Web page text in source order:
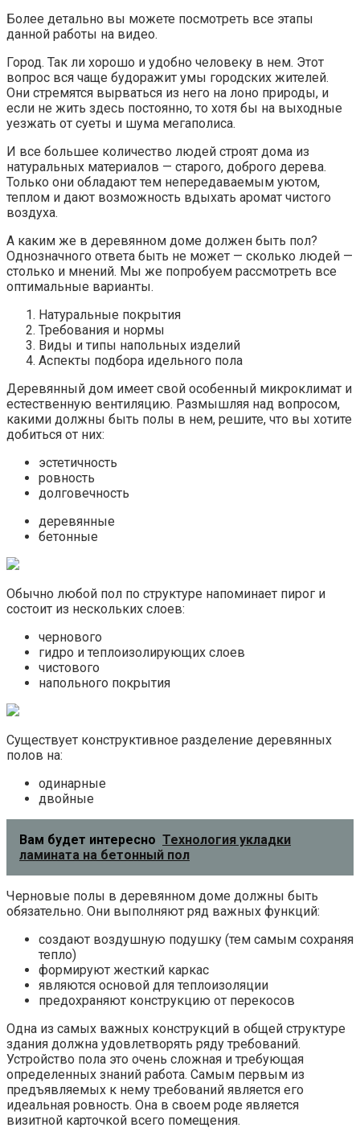
Более детально вы можете посмотреть все этапы
данной работы на видео.
Город. Так ли хорошо и удобно человеку в нем. Этот
вопрос вся чаще будоражит умы городских жителей.
Они стремятся вырваться из него на лоно природы, и
если не жить здесь постоянно, то хотя бы на выходные
уезжать от суеты и шума мегаполиса.
И все большее количество людей строят дома из
натуральных материалов — старого, доброго дерева.
Только они обладают тем непередаваемым уютом,
теплом и дают возможность вдыхать аромат чистого
воздуха.
А каким же в деревянном доме должен быть пол?
Однозначного ответа быть не может — сколько людей —
столько и мнений. Мы же попробуем рассмотреть все
оптимальные варианты.
Натуральные покрытия
Требования и нормы
Виды и типы напольных изделий
Аспекты подбора идельного пола
Деревянный дом имеет свой особенный микроклимат и
естественную вентиляцию. Размышляя над вопросом,
какими должны быть полы в нем, решите, что вы хотите
добиться от них:
эстетичность
ровность
долговечность
деревянные
бетонные
Обычно любой пол по структуре напоминает пирог и
состоит из нескольких слоев:
чернового
гидро и теплоизолирующих слоев
чистового
напольного покрытия
Существует конструктивное разделение деревянных
полов на:
одинарные
двойные
Вам будет интересно Технология укладки
ламината на бетонный пол
Черновые полы в деревянном доме должны быть
обязательно. Они выполняют ряд важных функций:
создают воздушную подушку (тем самым сохраняя
тепло)
формируют жесткий каркас
являются основой для теплоизоляции
предохраняют конструкцию от перекосов
Одна из самых важных конструкций в общей структуре
здания должна удовлетворять ряду требований.
Устройство пола это очень сложная и требующая
определенных знаний работа. Самым первым из
предъявляемых к нему требований является его
идеальная ровность. Она в своем роде является
визитной карточкой всего помещения.